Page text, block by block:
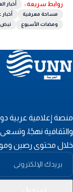
روابط سريعة : أخبار
مساحة معرفية
أخبار
ومضات الأسبوع
نبض
إعلامية عربية
نهجًا،
محتوى رصين